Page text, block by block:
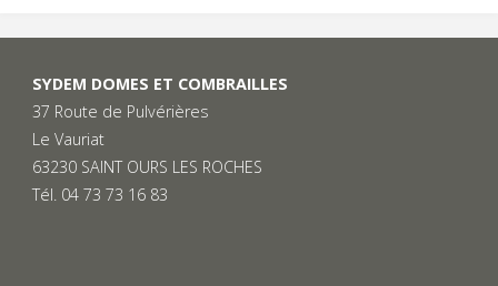
SYDEM DOMES ET COMBRAILLES
37 Route de Pulvérières
Le Vauriat
63230 SAINT OURS LES ROCHES
Tél. 04 73 73 16 83